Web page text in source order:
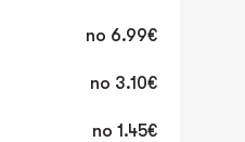
no 6.99€
no 3.10€
no 1.45€